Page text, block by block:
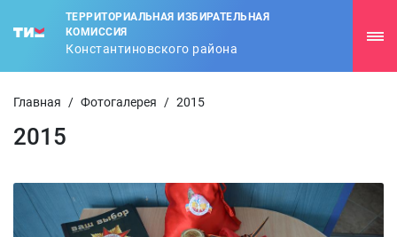
ТЕРРИТОРИАЛЬНАЯ ИЗБИРАТЕЛЬНАЯ
КОМИССИЯ
Константиновского района
Главная / Фотогалерея / 2015
2015